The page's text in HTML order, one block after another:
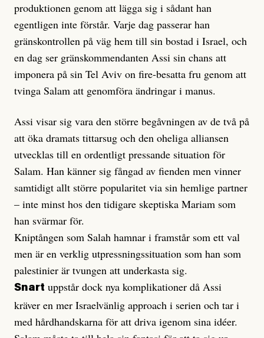
produktionen genom att lägga sig i sådant han
egentligen inte förstår. Varje dag passerar han
gränskontrollen på väg hem till sin bostad i Israel, och
en dag ser gränskommendanten Assi sin chans att
imponera på sin Tel Aviv on fire-besatta fru genom att
tvinga Salam att genomföra ändringar i manus.
Assi visar sig vara den större begåvningen av de två på
att öka dramats tittarsug och den oheliga alliansen
utvecklas till en ordentligt pressande situation för
Salam. Han känner sig fångad av fienden men vinner
samtidigt allt större popularitet via sin hemlige partner
– inte minst hos den tidigare skeptiska Mariam som
han svärmar för.
Kniptången som Salah hamnar i framstår som ett val
men är en verklig utpressningssituation som han som
palestinier är tvungen att underkasta sig.
Snart uppstår dock nya komplikationer då Assi
kräver en mer Israelvänlig approach i serien och tar i
med hårdhandskarna för att driva igenom sina idéer.